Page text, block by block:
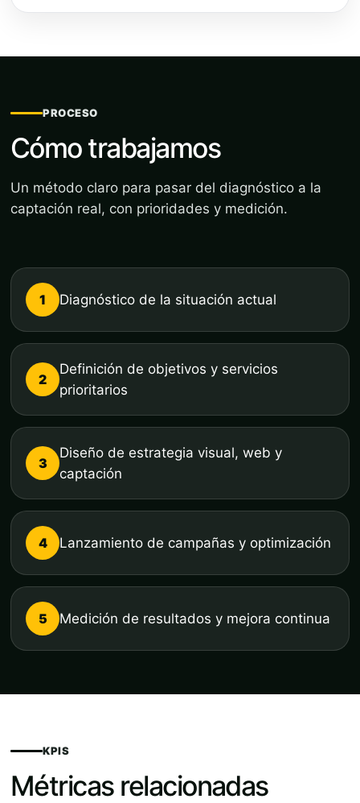
PROCESO
Cómo trabajamos
Un método claro para pasar del diagnóstico a la
captación real, con prioridades y medición.
1 Diagnóstico de la situación actual
2
Definición de objetivos y servicios
prioritarios
3
Diseño de estrategia visual, web y
captación
4 Lanzamiento de campañas y optimización
5 Medición de resultados y mejora continua
KPIS
Métricas relacionadas